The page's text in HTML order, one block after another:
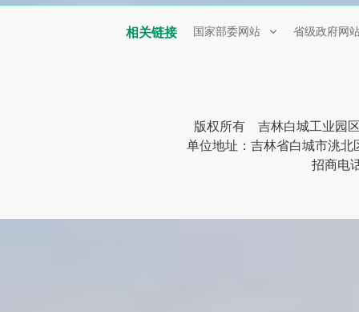
相关链接 国家部委网站 省级政府网
版权所有 吉林白城工业园
单位地址：吉林省白城市洮
招商电